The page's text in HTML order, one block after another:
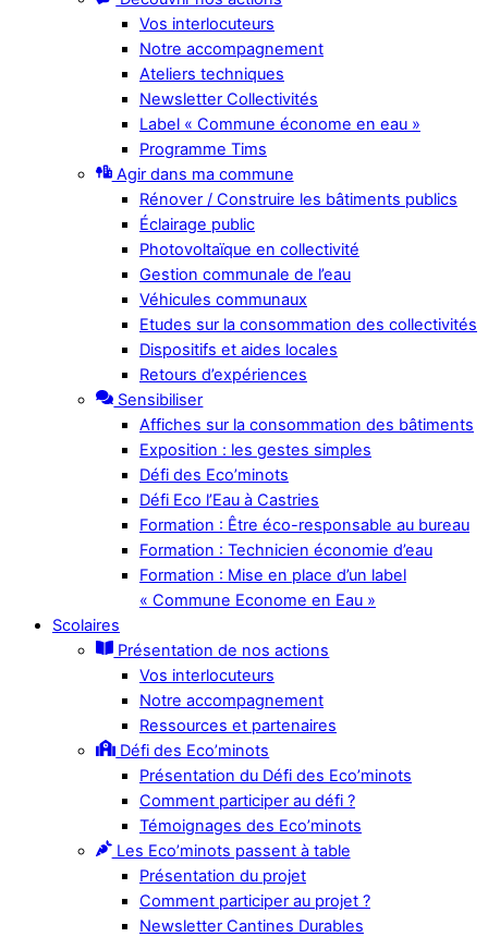
Vos interlocuteurs
Notre accompagnement
Ateliers techniques
Newsletter Collectivités
Label « Commune économe en eau »
Programme Tims
Agir dans ma commune
Rénover / Construire les bâtiments publics
Éclairage public
Photovoltaïque en collectivité
Gestion communale de l’eau
Véhicules communaux
Etudes sur la consommation des collectivités
Dispositifs et aides locales
Retours d’expériences
Sensibiliser
Affiches sur la consommation des bâtiments
Exposition : les gestes simples
Défi des Eco’minots
Défi Eco l’Eau à Castries
Formation : Être éco-responsable au bureau
Formation : Technicien économie d’eau
Formation : Mise en place d’un label
« Commune Econome en Eau »
Scolaires
Présentation de nos actions
Vos interlocuteurs
Notre accompagnement
Ressources et partenaires
Défi des Eco’minots
Présentation du Défi des Eco’minots
Comment participer au défi ?
Témoignages des Eco’minots
Les Eco’minots passent à table
Présentation du projet
Comment participer au projet ?
Newsletter Cantines Durables